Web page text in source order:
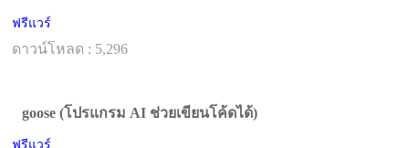
ฟรีแวร์
ดาวน์โหลด : 5,296
goose (โปรแกรม AI ช่วยเขียนโค้ดได้)
ฟรีแวร์